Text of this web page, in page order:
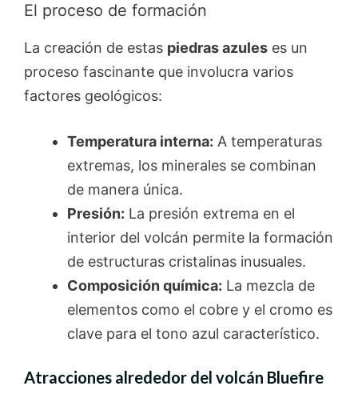
El proceso de formación
La creación de estas piedras azules es un
proceso fascinante que involucra varios
factores geológicos:
Temperatura interna: A temperaturas
extremas, los minerales se combinan
de manera única.
Presión: La presión extrema en el
interior del volcán permite la formación
de estructuras cristalinas inusuales.
Composición química: La mezcla de
elementos como el cobre y el cromo es
clave para el tono azul característico.
Atracciones alrededor del volcán Bluefire